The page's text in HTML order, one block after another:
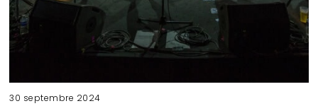
30 septembre 2024